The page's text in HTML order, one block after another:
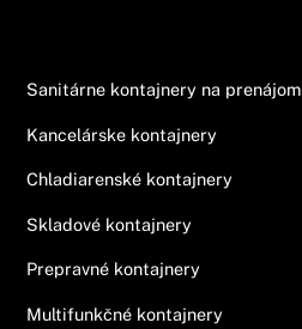
Sanitárne kontajnery na prenájom
Kancelárske kontajnery
Chladiarenské kontajnery
Skladové kontajnery
Prepravné kontajnery
Multifunkčné kontajnery